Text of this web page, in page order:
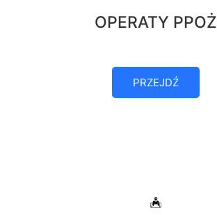
OPERATY PPOŻ
PRZEJDŹ